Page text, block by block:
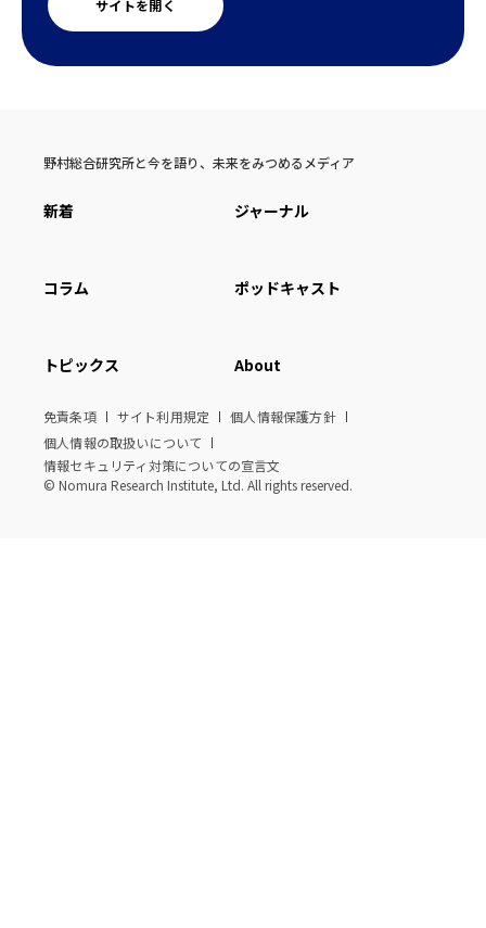
サイトを開く
野村総合研究所と今を語り、未来をみつめるメディア
新着 ジャーナル
コラム ポッドキャスト
トピックス About
免責条項 サイト利用規定
個人情報保護方針
個人情報の取扱いについて
情報セキュリティ対策についての宣言文
© Nomura Research Institute, Ltd. All rights reserved.